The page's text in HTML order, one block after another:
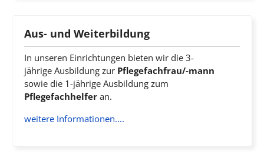
Aus- und Weiterbildung
In unseren Einrichtungen bieten wir die 3-
jährige Ausbildung zur Pflegefachfrau/-mann
sowie die 1-jährige Ausbildung zum
Pflegefachhelfer an.
weitere Informationen....